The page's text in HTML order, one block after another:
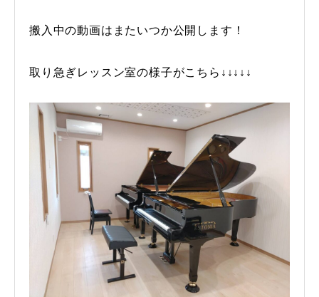
搬入中の動画はまたいつか公開します！
取り急ぎレッスン室の様子がこちら↓↓↓↓↓